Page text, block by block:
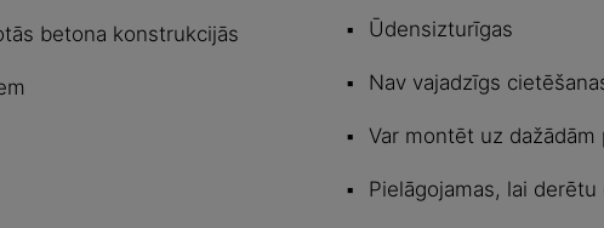
betona konstrukcijās Ūdensizturīgas
Nav vajadzīgs
Var montēt uz dažādām
Pielāgojamas, lai